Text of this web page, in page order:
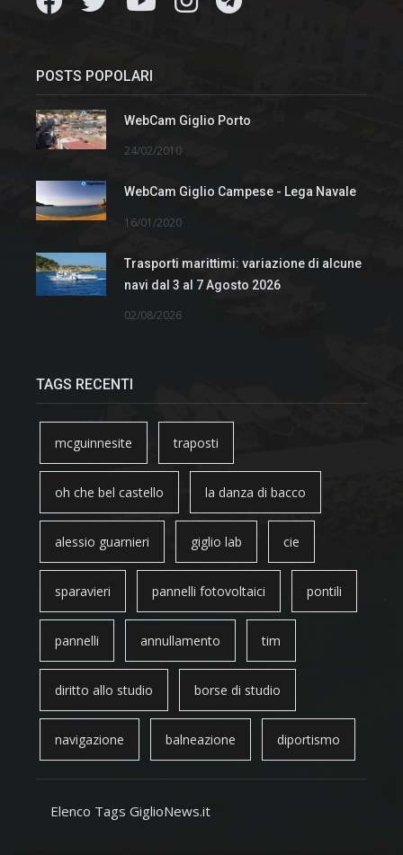
POSTS POPOLARI
WebCam Giglio Porto
24/02/2010
WebCam Giglio Campese - Lega Navale
16/01/2020
Trasporti marittimi: variazione di alcune
navi dal 3 al 7 Agosto 2026
02/08/2026
TAGS RECENTI
mcguinnesite traposti
oh che bel castello la danza di bacco
alessio guarnieri giglio lab cie
sparavieri pannelli fotovoltaici pontili
pannelli annullamento tim
diritto allo studio borse di studio
navigazione balneazione diportismo
Elenco Tags GiglioNews.it